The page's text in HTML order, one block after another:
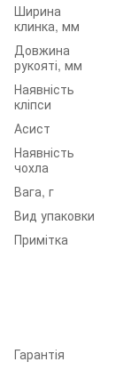
Ширина
клинка, мм
Довжина
рукояті, мм
Наявність
кліпси
Асист
Наявність
чохла
Вага, г
Вид упаковки
Примітка
Гарантія